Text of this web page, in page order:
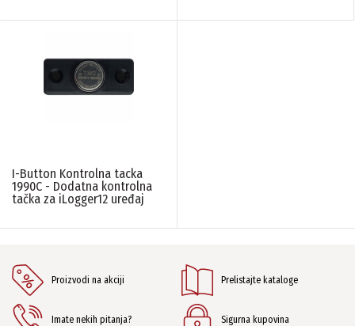
I-Button Kontrolna tacka
1990C - Dodatna kontrolna
tačka za iLogger12 uređaj
Proizvodi na akciji Prelistajte kataloge
Imate nekih pitanja? Sigurna kupovina